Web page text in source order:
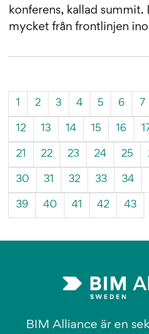
konferens, kallad summit.
mycket från frontlinjen
2 3 4 5 6 7
12 13 14 15 16
21 22 23 24 25
30 31 32 33 34
39 40 41 42 43
BIM Alliance är en